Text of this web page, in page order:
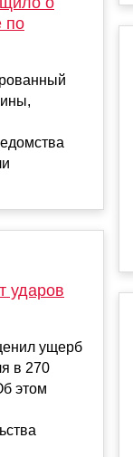
по
ударов
ущерб
в 270
этом